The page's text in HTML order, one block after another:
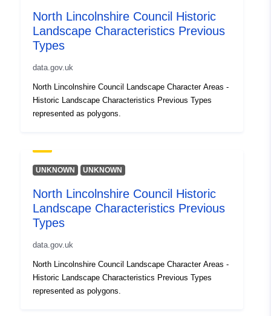
North Lincolnshire Council Historic
Landscape Characteristics Previous
Types
data.gov.uk
North Lincolnshire Council Landscape Character Areas -
Historic Landscape Characteristics Previous Types
represented as polygons.
UNKNOWN UNKNOWN
North Lincolnshire Council Historic
Landscape Characteristics Previous
Types
data.gov.uk
North Lincolnshire Council Landscape Character Areas -
Historic Landscape Characteristics Previous Types
represented as polygons.